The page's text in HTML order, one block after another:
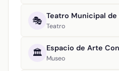
🎭 Teatro Municipal de
Teatro
🏛️ Espacio de Arte
Museo